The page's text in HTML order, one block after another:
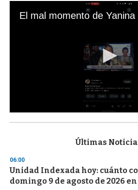
s
d
s
o
f
Últimas
06:00
Unidad Indexada hoy: cuánto
domingo 9 de agosto de 2026